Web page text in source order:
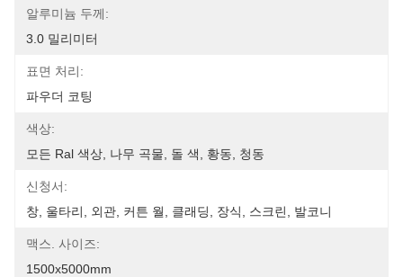
알루미늄 두께:
3.0 밀리미터
표면 처리:
파우더 코팅
색상:
모든 Ral 색상, 나무 곡물, 돌 색, 황동, 청동
신청서:
창, 울타리, 외관, 커튼 월, 클래딩, 장식, 스크린, 발코니
맥스. 사이즈:
1500x5000mm